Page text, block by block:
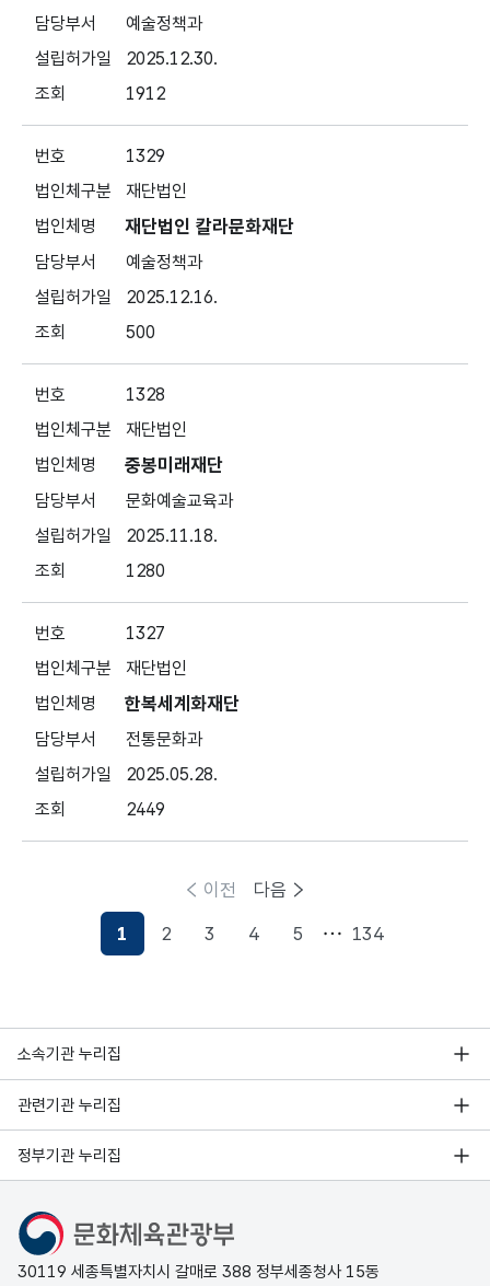
예술정책과
2025.12.30.
1912
1329
재단법인
재단법인 칼라문화재단
예술정책과
2025.12.16.
500
1328
재단법인
중봉미래재단
문화예술교육과
2025.11.18.
1280
1327
재단법인
한복세계화재단
전통문화과
2025.05.28.
2449
이전
현재페이지
1 2 3 4 5 134
다음
소속기관 누리집
관련기관 누리집
정부기관 누리집
문화체육관광부
30119 세종특별자치시 갈매로 388 정부세종청사 15동